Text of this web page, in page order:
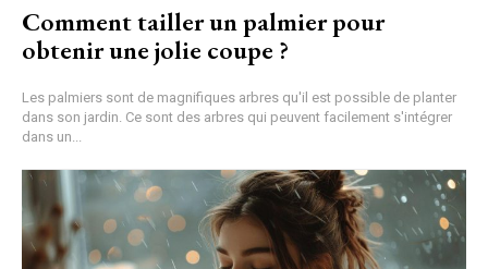
Comment tailler un palmier pour
obtenir une jolie coupe ?
Les palmiers sont de magnifiques arbres qu'il est possible de planter
dans son jardin. Ce sont des arbres qui peuvent facilement s'intégrer
dans un...